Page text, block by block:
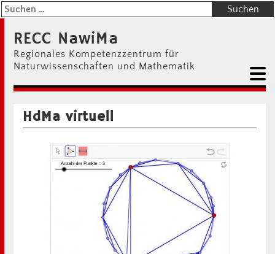
RECC NawiMa
Regionales Kompetenzzentrum für
Naturwissenschaften und Mathematik
HdMa virtuell